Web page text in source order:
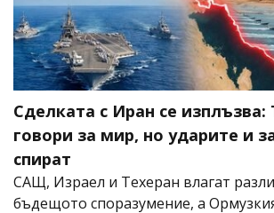
Сделката с Иран се
говори за мир, но ударите и
спират
САЩ, Израел и Техеран влагат
бъдещото споразумение, а